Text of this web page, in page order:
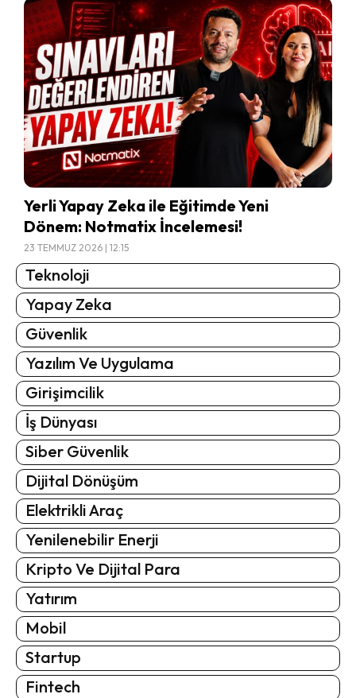
Yerli Yapay Zeka ile Eğitimde Yeni
Dönem: Notmatix İncelemesi!
23 TEMMUZ 2026 | 12:15
Teknoloji
Yapay Zeka
Güvenlik
Yazılım Ve Uygulama
Girişimcilik
İş Dünyası
Siber Güvenlik
Dijital Dönüşüm
Elektrikli Araç
Yenilenebilir Enerji
Kripto Ve Dijital Para
Yatırım
Mobil
Startup
Fintech